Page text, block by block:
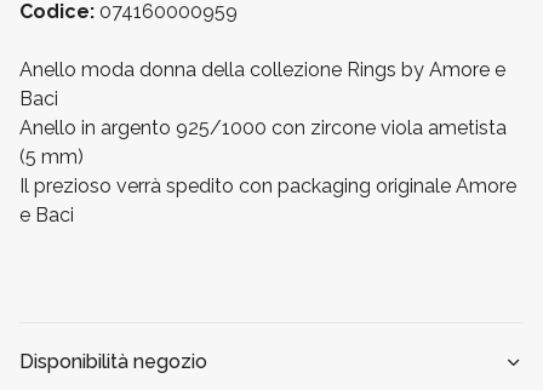
Codice: 074160000959
Anello moda donna della collezione Rings by Amore e
Baci
Anello in argento 925/1000 con zircone viola ametista
(5 mm)
Il prezioso verrà spedito con packaging originale Amore
e Baci
Disponibilità negozio